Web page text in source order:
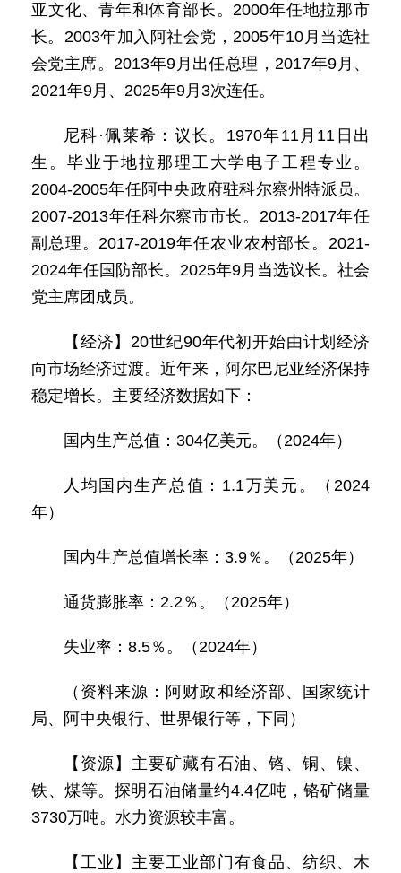
亚文化、青年和体育部长。2000年任地拉那市
长。2003年加入阿社会党，2005年10月当选社
会党主席。2013年9月出任总理，2017年9月、
2021年9月、2025年9月3次连任。
尼科·佩莱希：议长。1970年11月11日出
生。毕业于地拉那理工大学电子工程专业。
2004-2005年任阿中央政府驻科尔察州特派员。
2007-2013年任科尔察市市长。2013-2017年任
副总理。2017-2019年任农业农村部长。2021-
2024年任国防部长。2025年9月当选议长。社会
党主席团成员。
【经济】20世纪90年代初开始由计划经济
向市场经济过渡。近年来，阿尔巴尼亚经济保持
稳定增长。主要经济数据如下：
国内生产总值：304亿美元。（2024年）
人均国内生产总值：1.1万美元。（2024
年）
国内生产总值增长率：3.9％。（2025年）
通货膨胀率：2.2％。（2025年）
失业率：8.5％。（2024年）
（资料来源：阿财政和经济部、国家统计
局、阿中央银行、世界银行等，下同）
【资源】主要矿藏有石油、铬、铜、镍、
铁、煤等。探明石油储量约4.4亿吨，铬矿储量
3730万吨。水力资源较丰富。
【工业】主要工业部门有食品、纺织、木